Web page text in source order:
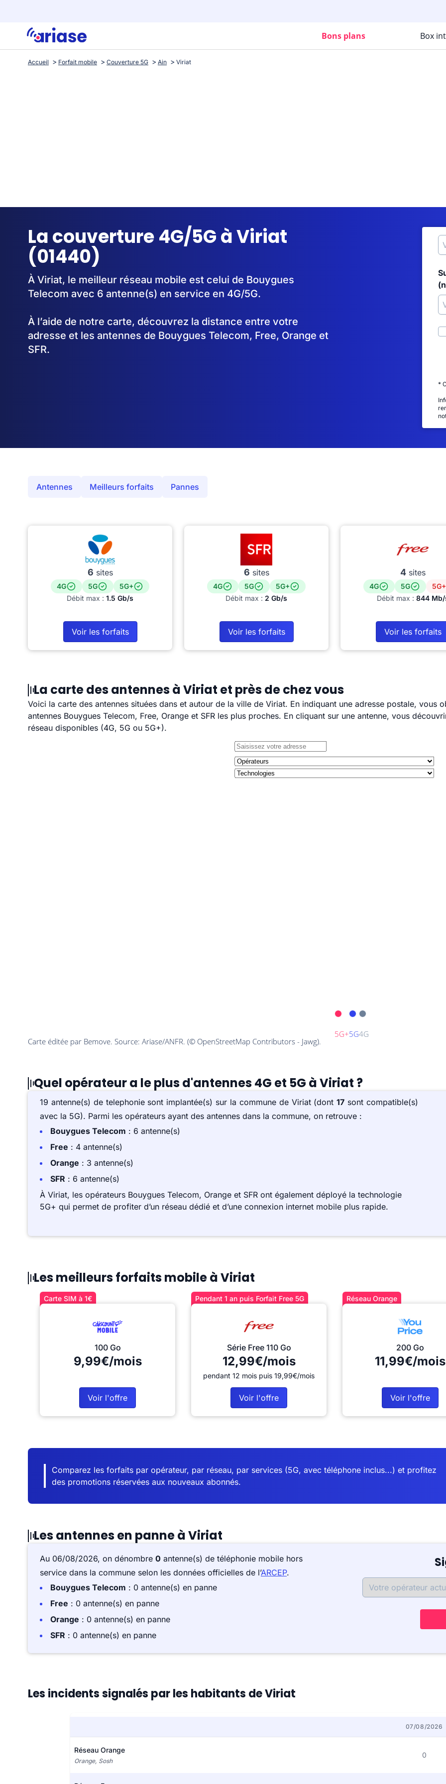
Bons plans Box
Accueil Forfait mobile Couverture 5G Ain Viriat
La couverture 4G/5G à Viriat
(01440)
À Viriat, le meilleur réseau mobile est celui de Bouygues
Telecom avec 6 antenne(s) en service en 4G/5G.
À l’aide de notre carte, découvrez la distance entre votre
adresse et les antennes de Bouygues Telecom, Free, Orange et
SFR.
*
Antennes Meilleurs forfaits Pannes
6 sites
4G 5G
5G+
Débit max : 1.5 Gb/s
Voir les forfaits
6 sites
4G 5G
5G+
Débit max : 2 Gb/s
Voir les forfaits
4sites
4G 5G
5G+
Débit max : 844 Mb/
Voir les forfaits
La carte des antennes à Viriat et près de chez vous
Voici la carte des antennes situées dans et autour de la ville de Viriat. En indiquant une adresse postale, vous
antennes Bouygues Telecom, Free, Orange et SFR les plus proches. En cliquant sur une antenne, vous
réseau disponibles (4G, 5G ou 5G+).
Quel opérateur a le plus d'antennes 4G et 5G à Viriat ?
19 antenne(s) de telephonie sont implantée(s) sur la commune de Viriat (dont17 sont compatible(s)
avec la 5G). Parmi les opérateurs ayant des antennes dans la commune, on retrouve :
Bouygues Telecom : 6 antenne(s)
Free : 4 antenne(s)
Orange : 3 antenne(s)
SFR : 6 antenne(s)
À Viriat, les opérateurs Bouygues Telecom, Orange et SFR ont également déployé la technologie
5G+ qui permet de profiter d’un réseau dédié et d’une connexion internet mobile plus rapide.
Les meilleurs forfaits mobile à Viriat
Carte SIM à 1€
100 Go
9,99€/mois
Voir l'offre
Pendant 1 an puis Forfait Free 5G
Série Free 110 Go
12,99€/mois
pendant 12 mois puis 19,99€/mois
Voir l'offre
Réseau Orange
200 Go
11,99€/mois
Voir l'offre
Comparez les forfaits par opérateur, par réseau, par services (5G, avec téléphone inclus...) et profitez
des promotions réservées aux nouveaux abonnés.
Les antennes en panne à Viriat
Au 06/08/2026, on dénombre 0 antenne(s) de téléphonie mobile hors
service dans la commune selon les données officielles de l’ARCEP.
Bouygues Telecom : 0 antenne(s) en panne
Free : 0 antenne(s) en panne
Orange : 0 antenne(s) en panne
SFR : 0 antenne(s) en panne
Les incidents signalés par les habitants de Viriat
07/08/2026
Réseau Orange
Orange, Sosh
0